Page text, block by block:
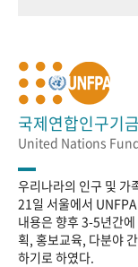
국제연합인구기
United Nations
우리나라의 인구 및 가
21일 서울에서
내용은 향후 3-5년간
획, 홍보교육, 다분야
하기로 하였다.